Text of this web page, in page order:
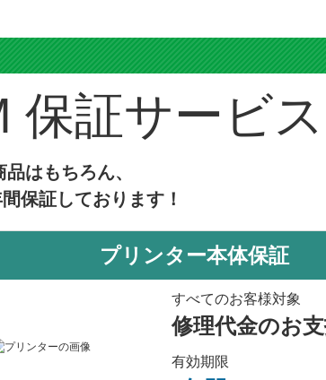
互換インク
保証サービス
はもちろん、
保証しております！